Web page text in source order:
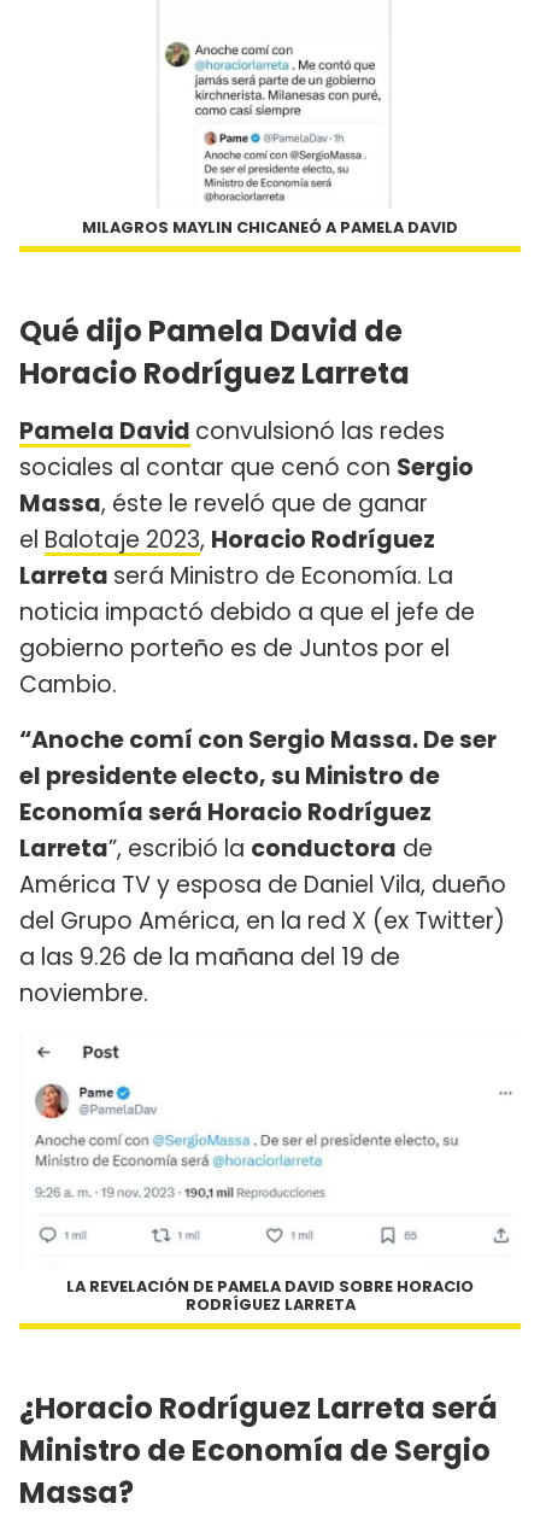
MILAGROS MAYLIN CHICANEÓ A PAMELA DAVID
Qué dijo Pamela David de
Horacio Rodríguez Larreta
Pamela David convulsionó las redes
sociales al contar que cenó con Sergio
Massa, éste le reveló que de ganar
el Balotaje 2023, Horacio Rodríguez
Larreta será Ministro de Economía. La
noticia impactó debido a que el jefe de
gobierno porteño es de Juntos por el
Cambio.
“Anoche comí con Sergio Massa. De ser
el presidente electo, su Ministro de
Economía será Horacio Rodríguez
Larreta”, escribió la conductora de
América TV y esposa de Daniel Vila, dueño
del Grupo América, en la red X (ex Twitter)
a las 9.26 de la mañana del 19 de
noviembre.
LA REVELACIÓN DE PAMELA DAVID SOBRE HORACIO
RODRÍGUEZ LARRETA
¿Horacio Rodríguez Larreta será
Ministro de Economía de Sergio
Massa?